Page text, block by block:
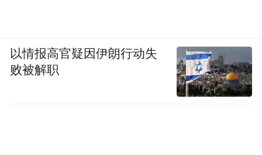
以情报高官疑因伊朗行动失
败被解职